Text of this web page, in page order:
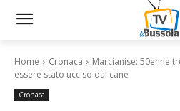
Home Cronaca
Marcianise: 50enne
essere stato ucciso dal cane
Cronaca